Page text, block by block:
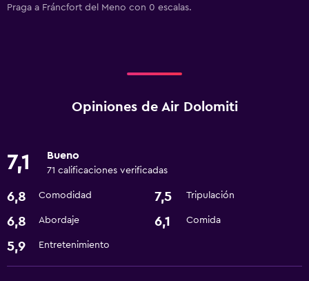
Praga a Fráncfort del Meno con 0 escalas.
Opiniones de Air Dolomiti
7,1 Bueno
71 calificaciones verificadas
6,8 Comodidad 7,5 Tripulación
6,8 Abordaje 6,1 Comida
5,9 Entretenimiento